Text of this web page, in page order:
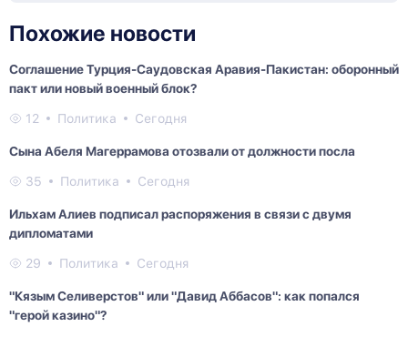
Похожие новости
Соглашение Турция-Саудовская Аравия-Пакистан: оборонный
пакт или новый военный блок?
12 Политика Сегодня
Сына Абеля Магеррамова отозвали от должности посла
35 Политика Сегодня
Ильхам Алиев подписал распоряжения в связи с двумя
дипломатами
29 Политика Сегодня
"Кязым Селиверстов" или "Давид Аббасов": как попался
"герой казино"?